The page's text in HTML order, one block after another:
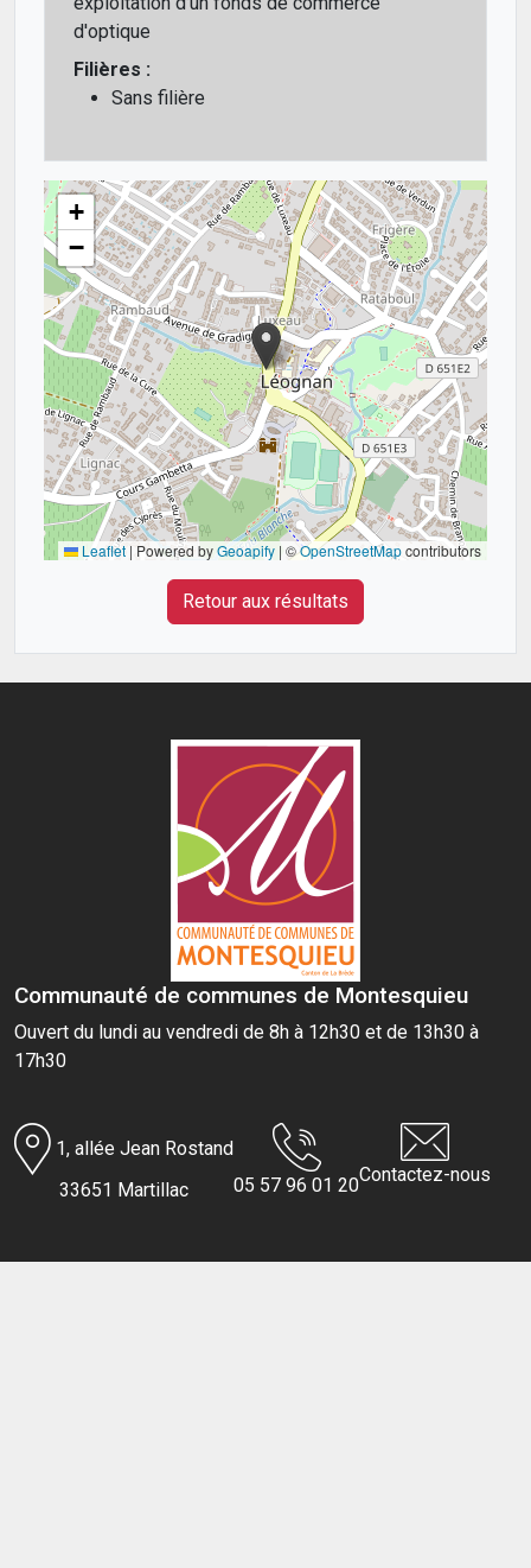
d'optique
Filières :
Sans filière
+
−
Leaflet | Powered byGeoapify | ©OpenStreetMapcontributors
Retour aux résultats
Communauté de communes de Montesquieu
Ouvert du lundi au vendredi de 8h à 12h30 et de 13h30 à
17h30
1, allée Jean Rostand
33651 Martillac
05 57 96 01 20Contactez-nous